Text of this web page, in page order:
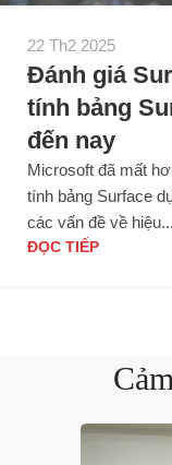
22 Th2 2025
Đánh giá
tính bảng
đến nay
Microsoft đã mất
tính bảng Surface
các vấn đề về hiệu...
ĐỌC TIẾP